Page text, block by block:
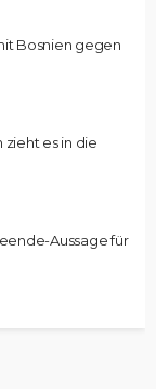
Bosnien gegen
zieht es in die
Aussage für